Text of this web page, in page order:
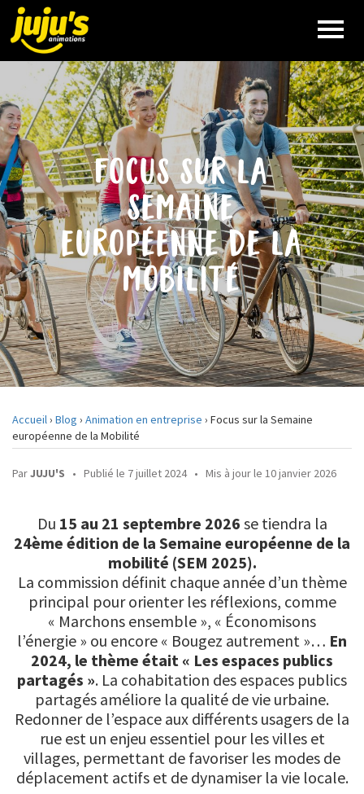
VÉLO
SMOOTHIE
NOS
ANIMATIONS
QUE FAIT
JUJU’S
QUI EST
JUJU’S
RÉFÉRENCES
DEVIS
focus sur la
semaine
européenne de la
mobilité
Accueil› Blog › Animation en entreprise › Focus sur la Semaine
européenne de la Mobilité
ParJUJU'S • Publié le 7 juillet 2024 • Mis à jour le 10 janvier 2026
Du 15 au 21 septembre 2026 se tiendra la
24ème édition de la Semaine européenne de la
mobilité (SEM 2025).
La commission définit chaque année d’un thème
principal pour orienter les réflexions, comme
« Marchons ensemble », « Économisons
l’énergie » ou encore « Bougez autrement »… En
2024, le thème était « Les espaces publics
partagés ». La cohabitation des espaces publics
partagés améliore la qualité de vie urbaine.
Redonner de l’espace aux différents usagers de la
rue est un enjeu essentiel pour les villes et
villages, permettant de favoriser les modes de
déplacement actifs et de dynamiser la vie locale.